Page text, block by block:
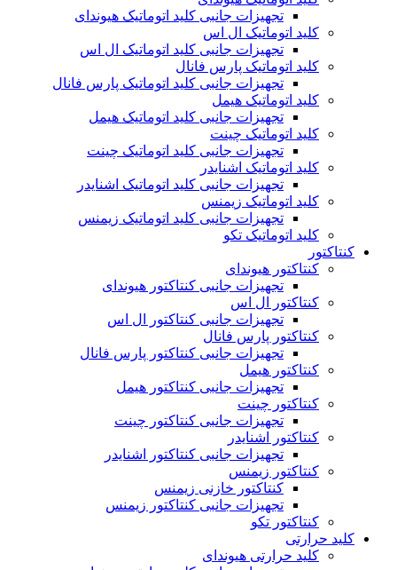
تجهیزات جانبی کلید اتوماتیک هیوندای
کلید اتوماتیک ال اس
تجهیزات جانبی کلید اتوماتیک ال اس
کلید اتوماتیک پارس فانال
تجهیزات جانبی کلید اتوماتیک پارس فانال
کلید اتوماتیک هیمل
تجهیزات جانبی کلید اتوماتیک هیمل
کلید اتوماتیک چینت
تجهیزات جانبی کلید اتوماتیک چینت
کلید اتوماتیک اشنایدر
تجهیزات جانبی کلید اتوماتیک اشنایدر
کلید اتوماتیک زیمنس
تجهیزات جانبی کلید اتوماتیک زیمنس
کلید اتوماتیک تکو
کنتاکتور
کنتاکتور هیوندای
تجهیزات جانبی کنتاکتور هیوندای
کنتاکتور ال اس
تجهیزات جانبی کنتاکتور ال اس
کنتاکتور پارس فانال
تجهیزات جانبی کنتاکتور پارس فانال
کنتاکتور هیمل
تجهیزات جانبی کنتاکتور هیمل
کنتاکتور چینت
تجهیزات جانبی کنتاکتور چینت
کنتاکتور اشنایدر
تجهیزات جانبی کنتاکتور اشنایدر
کنتاکتور زیمنس
کنتاکتور خازنی زیمنس
تجهیزات جانبی کنتاکتور زیمنس
کنتاکتور تکو
کلید حرارتی
کلید حرارتی هیوندای